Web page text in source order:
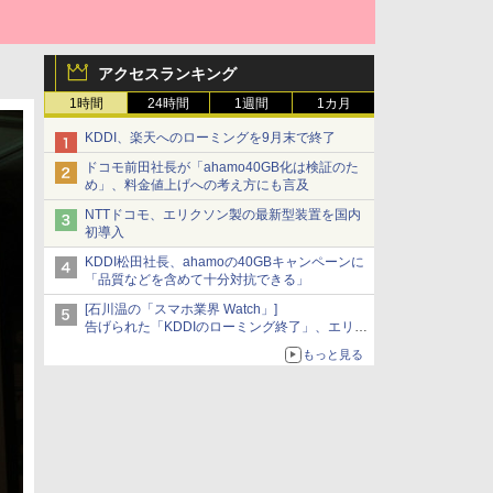
アクセスランキング
1時間 24時間 1週間 1カ月
KDDI、楽天へのローミングを9月末で終了
ドコモ前田社長が「ahamo40GB化は検証のた
め」、料金値上げへの考え方にも言及
NTTドコモ、エリクソン製の最新型装置を国内
初導入
KDDI松田社長、ahamoの40GBキャンペーンに
「品質などを含めて十分対抗できる」
[石川温の「スマホ業界 Watch」]
告げられた「KDDIのローミング終了」、エリア
マップの落とし穴と楽天モバイルの課題
もっと見る